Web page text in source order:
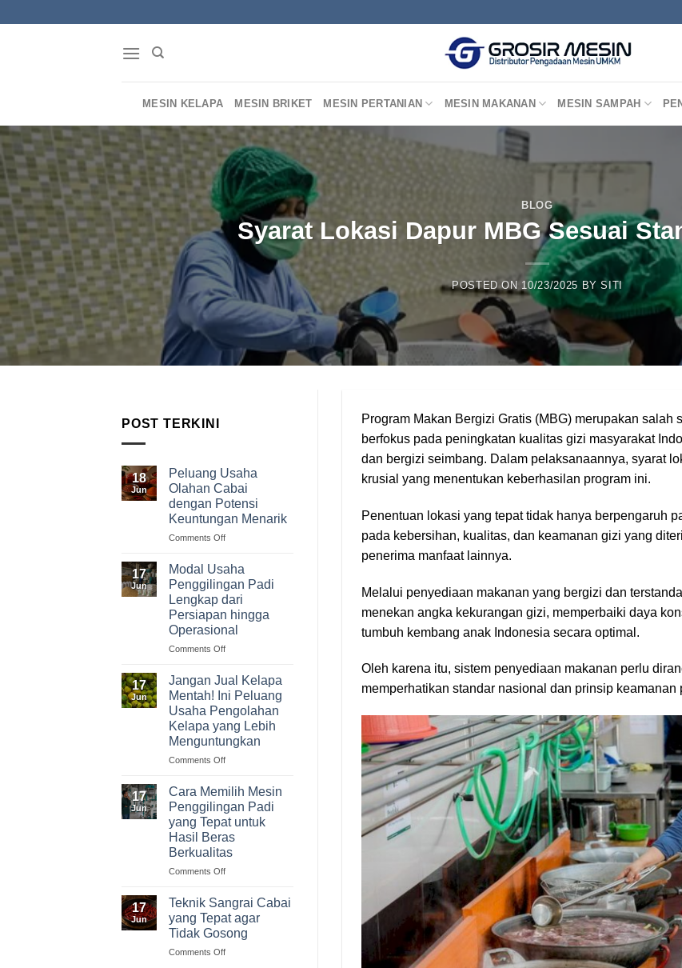
MESIN KELAPA MESIN BRIKET MESIN PERTANIAN MESIN MAKANAN MESIN SAMPAH
BLOG
Syarat Lokasi Dapur MBG Sesuai
POSTED ON 10/23/2025 BYSITI
POST TERKINI
18
Jun
Peluang Usaha
Olahan Cabai
dengan Potensi
Keuntungan Menarik
Comments Offon
Usaha
Olahan
Cabai
dengan
Potensi
Keuntungan
Menarik
17
Jun
Modal Usaha
Penggilingan Padi
Lengkap dari
Persiapan hingga
Operasional
Comments Offon
Usaha
Penggilingan
Padi
Lengkap
dari
Persiapan
hingga
17
Jun
Jangan Jual Kelapa
Mentah! Ini Peluang
Usaha Pengolahan
Kelapa yang Lebih
Menguntungkan
Comments Offon
Jual
Kelapa
Mentah!
Ini
Peluang
Usaha
Pengolahan
Lebih
Menguntungkan
17
Jun
Cara Memilih Mesin
Penggilingan Padi
yang Tepat untuk
Hasil Beras
Berkualitas
Comments Offon
Memilih
Mesin
Penggilingan
Padi
yang
17
Jun
Teknik Sangrai Cabai
yang Tepat agar
Tidak Gosong
Comments Offon
Program Makan Bergizi Gratis (MBG) merupakan salah
berfokus pada peningkatan kualitas gizi masyarakat
dan bergizi seimbang. Dalam pelaksanaannya, syarat
krusial yang menentukan keberhasilan program ini.
Penentuan lokasi yang tepat tidak hanya berpengaruh
pada kebersihan, kualitas, dan keamanan gizi yang
penerima manfaat lainnya.
Melalui penyediaan makanan yang bergizi dan
menekan angka kekurangan gizi, memperbaiki daya
tumbuh kembang anak Indonesia secara optimal.
Oleh karena itu, sistem penyediaan makanan perlu
memperhatikan standar nasional dan prinsip